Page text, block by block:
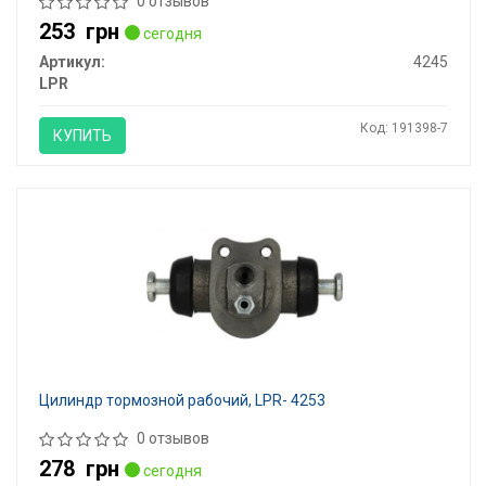
253 грн
сегодня
Артикул:
4245
LPR
КУПИТЬ Код: 191398-7
Цилиндр тормозной рабочий, LPR- 4253
0 отзывов
278 грн
сегодня